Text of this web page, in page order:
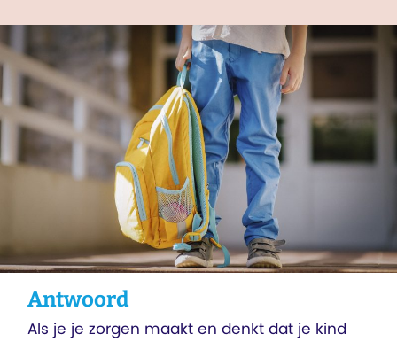
Antwoord
Als je je zorgen maakt en denkt dat je kind